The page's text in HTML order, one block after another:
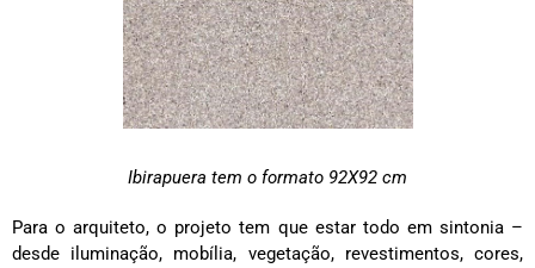
Ibirapuera tem o formato 92X92 cm
Para o arquiteto, o projeto tem que estar todo em sintonia –
desde iluminação, mobília, vegetação, revestimentos, cores,